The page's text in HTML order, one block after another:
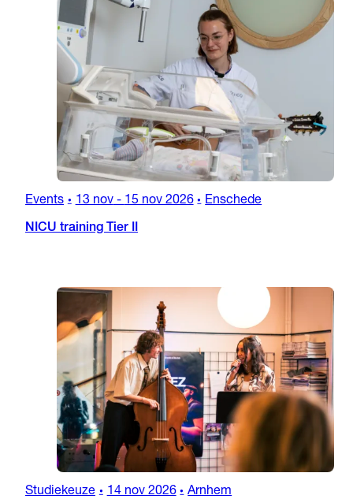
Events • 13 nov- 15 nov 2026 • Enschede
NICU training Tier II
Studiekeuze • 14 nov 2026 • Arnhem